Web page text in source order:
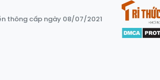
thông cấp ngày 08/07/2021